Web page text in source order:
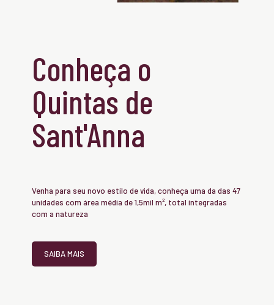
Conheça o
Quintas de
Sant'Anna
Venha para seu novo estilo de vida, conheça uma da das 47
unidades com área média de 1,5mil m², total integradas
com a natureza
SAIBA MAIS